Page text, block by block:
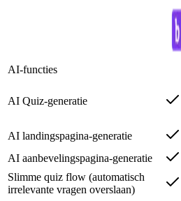
AI-functies
AI Quiz-generatie
AI landingspagina-generatie
AI aanbevelingspagina-generatie
Slimme quiz flow (automatisch
irrelevante vragen overslaan)